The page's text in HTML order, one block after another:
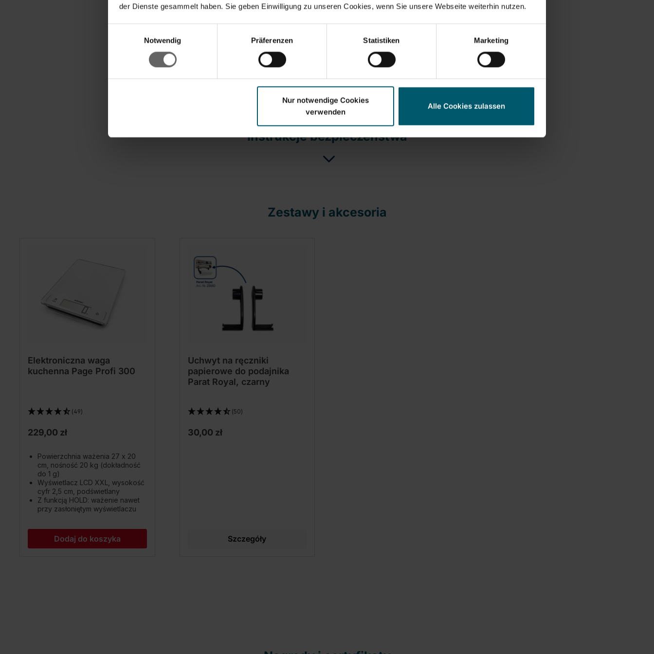
der Dienste gesammelt haben. Sie geben Einwilligung zu unseren Cookies, wenn Sie unsere Webseite weiterhin nutzen.
Notwendig
Präferenzen Statistiken Marketing
Nur notwendige Cookies
verwenden
Alle Cookies zulassen
Dzięki funkcji hamowania papier kuchenny można mocno napiąć i oderwać jedną ręką
kuchni
Ostre jak brzytwa noże i płynnie działający suwak umożliwiają dokładne odcinanie folii
Rozstaw otworów do montażu ściennego uchwytu rolkowego: Poziomy 28 cm, pionowy 6,73 cm
Instrukcje bezpieczeństwa
Zestawy i akcesoria
Elektroniczna waga
kuchenna Page Profi 300
(49)
229,00 zł
Powierzchnia ważenia 27 x 20
cm, nośność 20 kg (dokładność
do 1 g)
Wyświetlacz LCD XXL, wysokość
cyfr 2,5 cm, podświetlany
Z funkcją HOLD: ważenie nawet
przy zasłoniętym wyświetlaczu
Dodaj do koszyka
Uchwyt na ręczniki
papierowe do podajnika
Parat Royal, czarny
(50)
30,00 zł
Szczegóły